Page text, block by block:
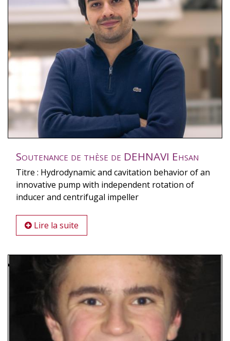
Soutenance de thèse de DEHNAVI Ehsan
Titre : Hydrodynamic and cavitation behavior of an
innovative pump with independent rotation of
inducer and centrifugal impeller
Lire la suite